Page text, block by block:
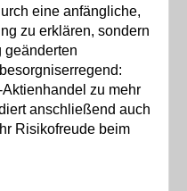
eine anfängliche,
zu erklären, sondern
geänderten
zu mehr
anschließend auch
Risikofreude beim